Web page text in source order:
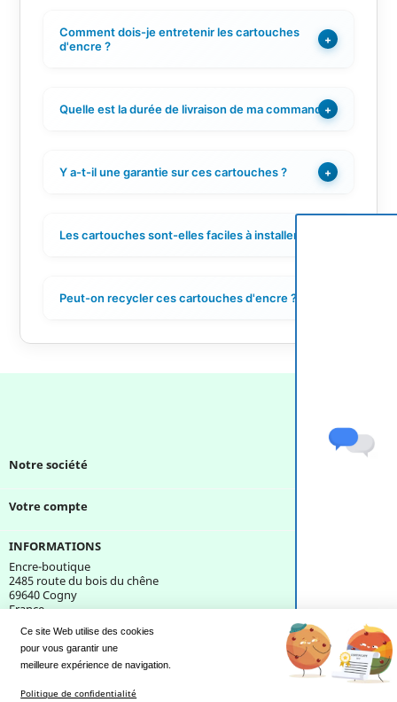
Ce site Web utilise des cookies
pour vous garantir une
meilleure expérience de navigation.
Politique de confidentialité
Une question ?
Comment dois-je entretenir les cartouches
d'encre ?
+
Quelle est la durée de livraison de ma commande ?
+
Y a-t-il une garantie sur ces cartouches ? +
Les cartouches sont-elles faciles à installer ?
Peut-on recycler ces cartouches d'encre ?
Notre société
Votre compte
INFORMATIONS
Encre-boutique
2485 route du bois du chêne
69640 Cogny
France